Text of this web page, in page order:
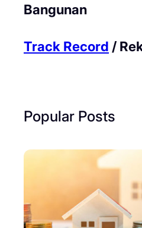
Bangunan
Track Record /
Popular Posts